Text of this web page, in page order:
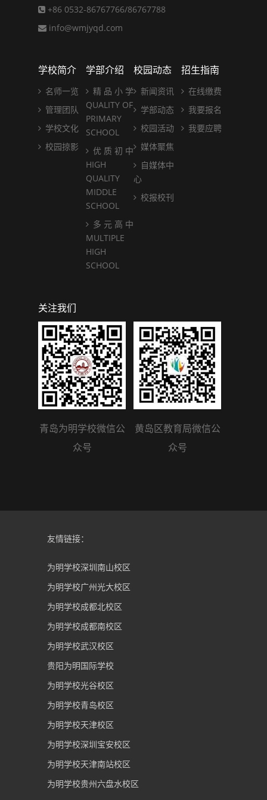
+86 0532-86767766/86767788
info@wmjyqd.com
学校简介
名师一览
管理团队
学校文化
校园掠影
学部介绍
精 品 小 学
QUALITY OF
PRIMARY
SCHOOL
优 质 初 中
HIGH
QUALITY
MIDDLE
SCHOOL
多 元 高 中
MULTIPLE
HIGH
SCHOOL
校园动态
新闻资讯
学部动态
校园活动
媒体聚焦
自媒体中
心
校报校刊
招生指南
在线缴费
我要报名
我要应聘
关注我们
青岛为明学校微信公
众号
黄岛区教育局微信公
众号
友情链接：
为明学校深圳南山校区
为明学校广州光大校区
为明学校成都北校区
为明学校成都南校区
为明学校武汉校区
贵阳为明国际学校
为明学校光谷校区
为明学校青岛校区
为明学校天津校区
为明学校深圳宝安校区
为明学校天津南站校区
为明学校贵州六盘水校区